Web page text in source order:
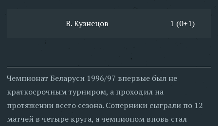
В. Кузнецов 1 (0+1)
Чемпионат Беларуси 1996/97 впервые был не
краткосрочным турниром, а проходил на
протяжении всего сезона. Соперники сыграли по 12
матчей в четыре круга, а чемпионом вновь стал